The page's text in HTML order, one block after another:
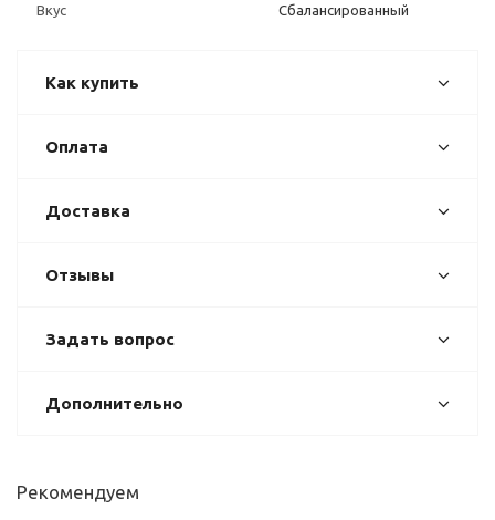
Вкус Сбалансированный
Как купить
Оплата
Доставка
Отзывы
Задать вопрос
Дополнительно
Рекомендуем